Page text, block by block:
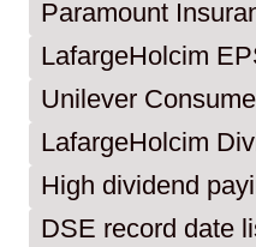
Paramount
LafargeHolcim
Unilever
LafargeHolcim
High dividend
DSE record date